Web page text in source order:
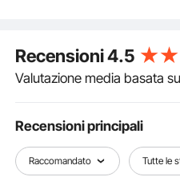
volta aperto, funge da
campeggio; Una volta
Robusto e durevole: il
densità (HDPE),
in acciaio senza
Recensioni4.5
Valutazione media basata
Recensioni principali
Raccomandato Tutte le